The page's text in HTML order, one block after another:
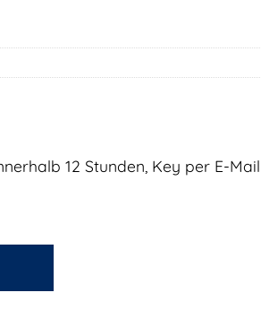
12 Stunden, Key per E-Mail